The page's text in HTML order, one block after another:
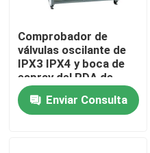
Viaje de la fábrica
Control de calidad
Éntrenos en contacto
Comprobador de
válvulas oscilante de
IPX3 IPX4 y boca de
espray del PDA de
IPX5 IPX6
Enviar Consulta